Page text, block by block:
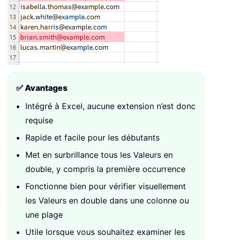
✅ Avantages
Intégré à Excel, aucune extension n’est donc
requise
Rapide et facile pour les débutants
Met en surbrillance tous les Valeurs en
double, y compris la première occurrence
Fonctionne bien pour vérifier visuellement
les Valeurs en double dans une colonne ou
une plage
Utile lorsque vous souhaitez examiner les